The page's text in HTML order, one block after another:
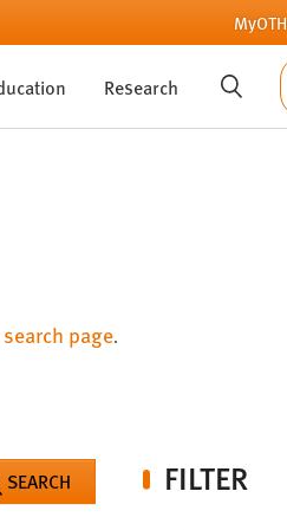
MyOTH
Research SUCHE
page.
FILTER
SEARCH